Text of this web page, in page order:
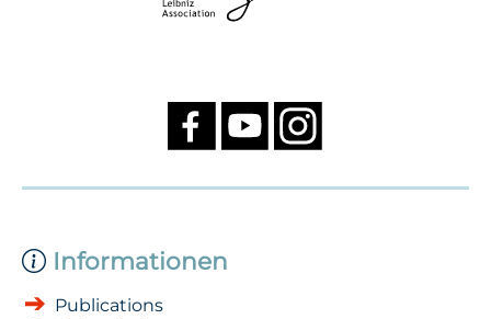
Informationen
Publications